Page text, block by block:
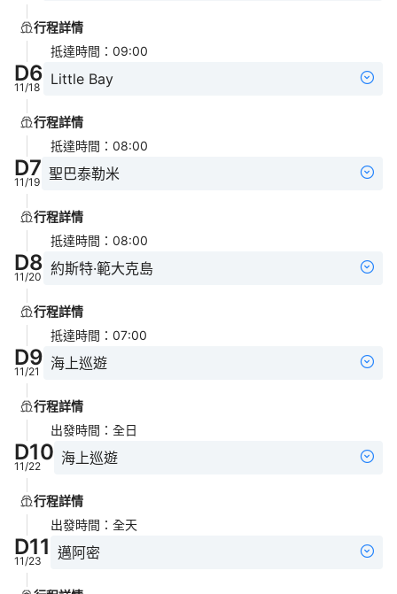
行程詳情
抵達時間 ： 09:00
D6
11/18 Little Bay
行程詳情
抵達時間 ： 08:00
D7
11/19 聖巴泰勒米
行程詳情
抵達時間 ： 08:00
D8
11/20 約斯特·範大克島
行程詳情
抵達時間 ： 07:00
D9
11/21 海上巡遊
行程詳情
出發時間 ： 全日
D10
11/22 海上巡遊
行程詳情
出發時間 ： 全天
D11
11/23 邁阿密